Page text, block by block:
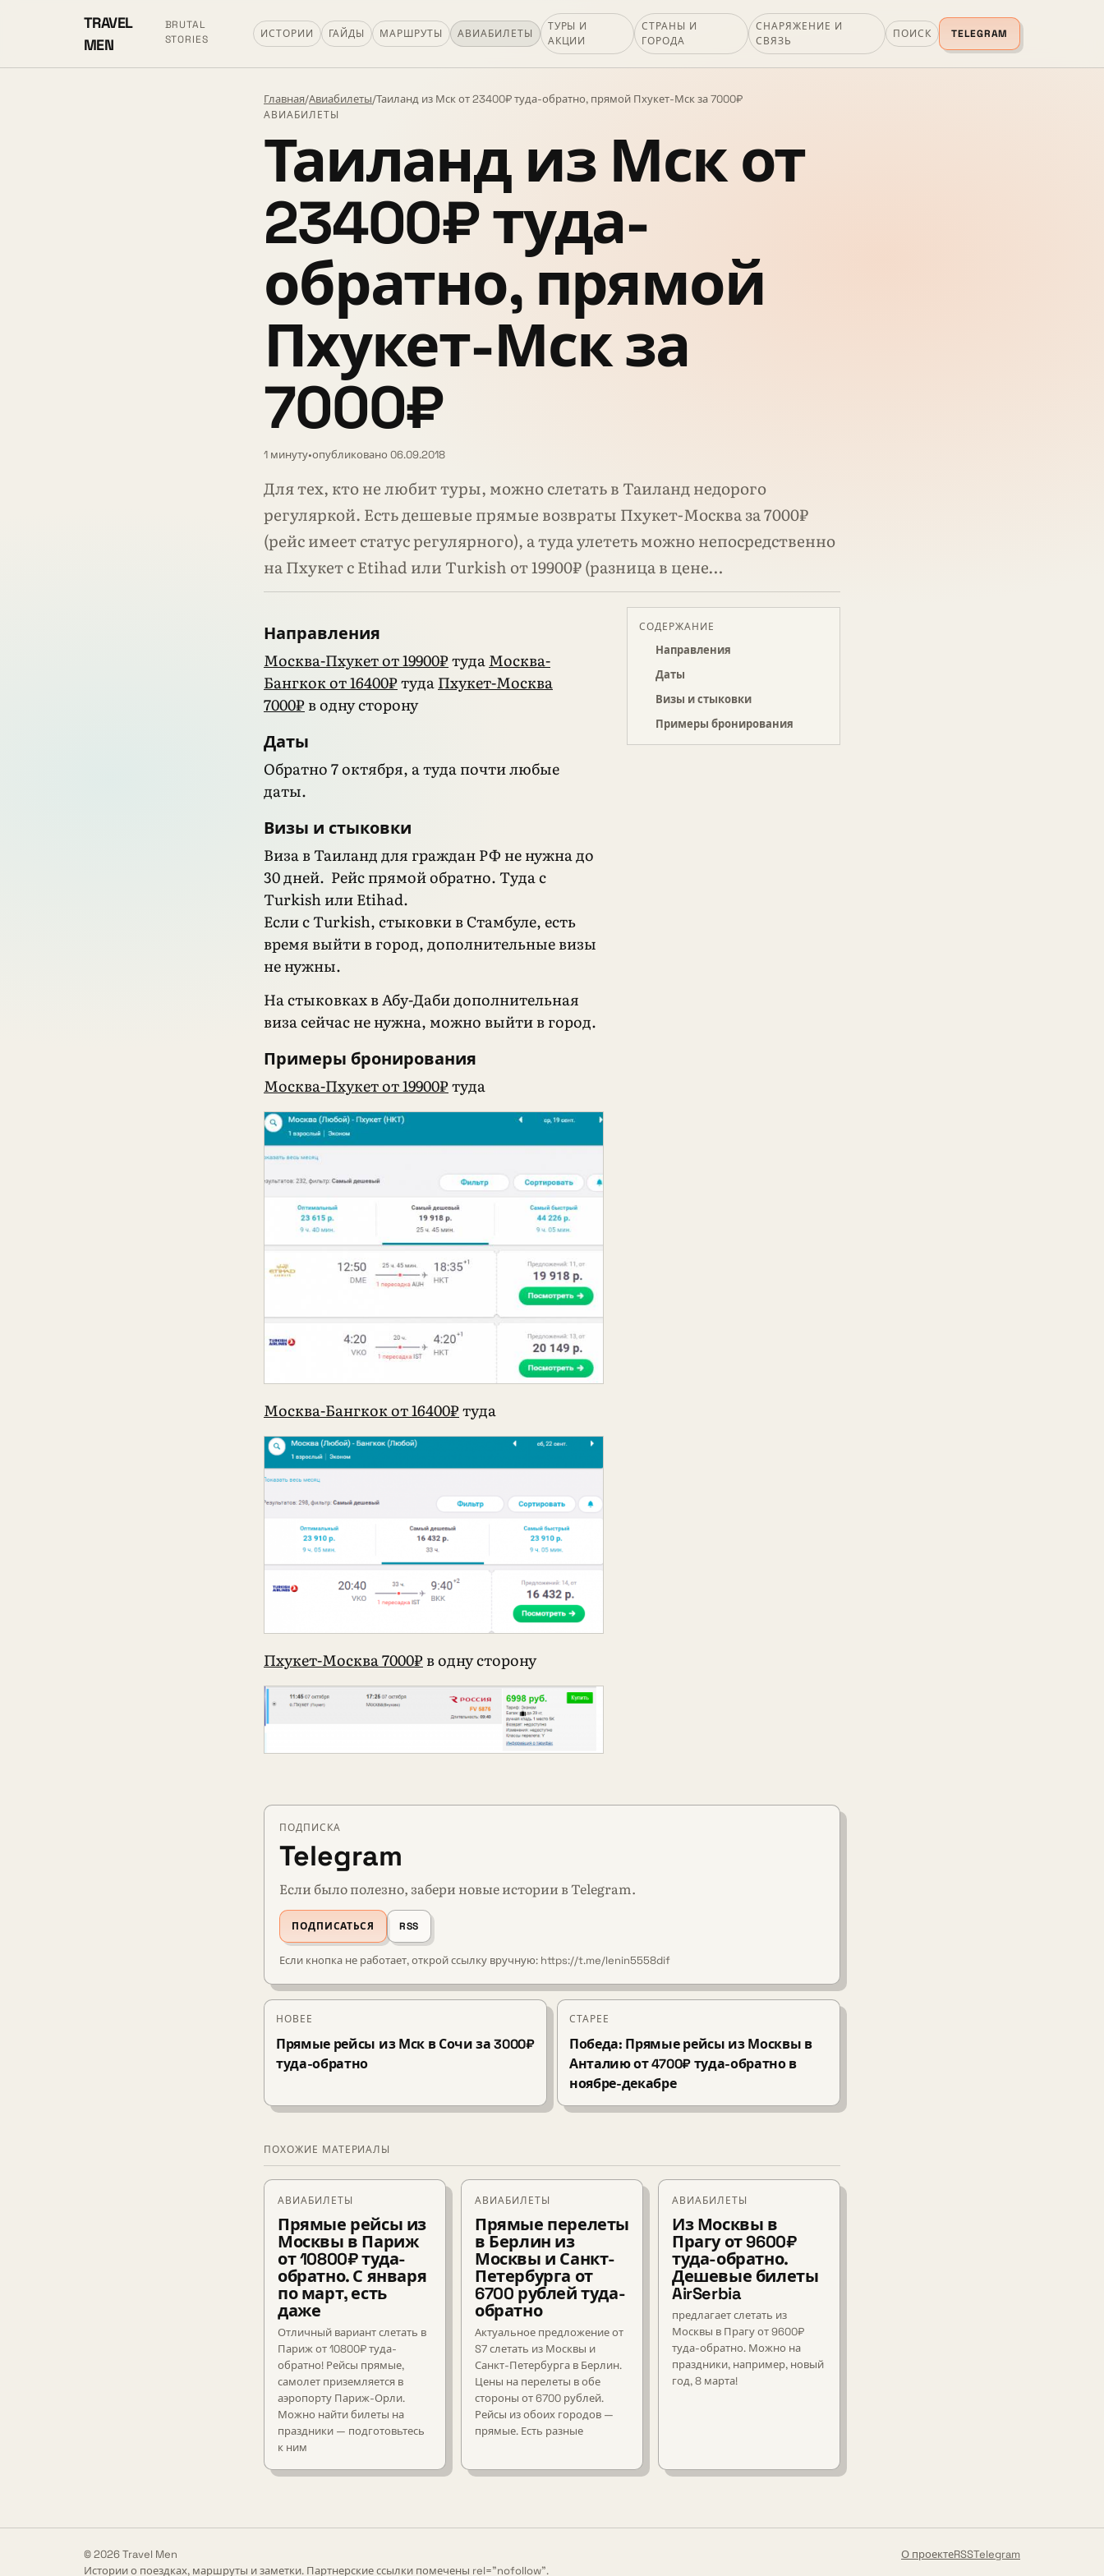
TRAVEL
MEN
BRUTAL
STORIES
ИСТОРИИ ГАЙДЫ МАРШРУТЫ АВИАБИЛЕТЫ
ТУРЫ И
АКЦИИ
СТРАНЫ И
ГОРОДА
СНАРЯЖЕНИЕ И
СВЯЗЬ
ПОИСК TELEGRAM
Главная/Авиабилеты/Таиланд из Мск от 23400₽ туда-обратно, прямой Пхукет-Мск за 7000₽
АВИАБИЛЕТЫ
Таиланд из Мск от
23400₽ туда-
обратно, прямой
Пхукет-Мск за
7000₽
1 минуту•опубликовано 06.09.2018
Для тех, кто не любит туры, можно слетать в Таиланд недорого
регуляркой. Есть дешевые прямые возвраты Пхукет-Москва за 7000₽
(рейс имеет статус регулярного), а туда улететь можно непосредственно
на Пхукет с Etihad или Turkish от 19900₽ (разница в цене…
Направления
Москва-Пхукет от 19900₽тудаМосква-
Бангкок от 16400₽тудаПхукет-Москва
7000₽в одну сторону
Даты
Обратно 7 октября, а туда почти любые
даты.
Визы и стыковки
Виза в Таиланд для граждан РФ не нужна до
30 дней. Рейс прямой обратно. Туда с
Turkish или Etihad.
Если с Turkish, стыковки в Стамбуле, есть
время выйти в город, дополнительные визы
не нужны.
На стыковках в Абу-Даби дополнительная
виза сейчас не нужна, можно выйти в город.
Примеры бронирования
Москва-Пхукет от 19900₽туда
Москва-Бангкок от 16400₽туда
Пхукет-Москва 7000₽в одну сторону
СОДЕРЖАНИЕ
Направления
Даты
Визы и стыковки
Примеры бронирования
ПОДПИСКА
Telegram
Если было полезно, забери новые истории в Telegram.
ПОДПИСАТЬСЯ RSS
Если кнопка не работает, открой ссылку вручную: https://t.me/lenin5558dif
НОВЕЕ
Прямые рейсы из Мск в Сочи за 3000₽
туда-обратно
СТАРЕЕ
Победа: Прямые рейсы из Москвы в
Анталию от 4700₽ туда-обратно в
ноябре-декабре
ПОХОЖИЕ МАТЕРИАЛЫ
АВИАБИЛЕТЫ
Прямые рейсы из
Москвы в Париж
от 10800₽ туда-
обратно. С января
по март, есть
даже
Отличный вариант слетать в
Париж от 10800₽ туда-
обратно! Рейсы прямые,
самолет приземляется в
аэропорту Париж-Орли.
Можно найти билеты на
праздники — подготовьтесь
к ним
АВИАБИЛЕТЫ
Прямые перелеты
в Берлин из
Москвы и Санкт-
Петербурга от
6700 рублей туда-
обратно
Актуальное предложение от
S7 слетать из Москвы и
Санкт-Петербурга в Берлин.
Цены на перелеты в обе
стороны от 6700 рублей.
Рейсы из обоих городов —
прямые. Есть разные
АВИАБИЛЕТЫ
Из Москвы в
Прагу от 9600₽
туда-обратно.
Дешевые билеты
AirSerbia
предлагает слетать из
Москвы в Прагу от 9600₽
туда-обратно. Можно на
праздники, например, новый
год, 8 марта!
© 2026 Travel Men
Истории о поездках, маршруты и заметки. Партнерские ссылки помечены rel="nofollow".
О проектеRSSTelegram